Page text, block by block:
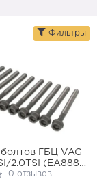
Фильтры
ГБЦ VAG
2.0TSI (EA888
0 отзывов